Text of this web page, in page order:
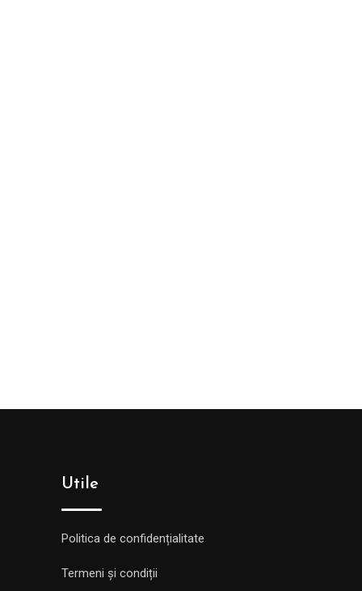
Utile
Politica de confidențialitate
Termeni și condiții